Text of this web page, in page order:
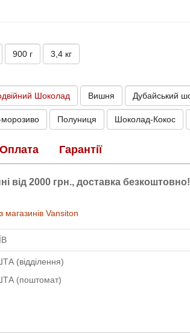
900 г 3,4 кг
Шоколад Вишня Дубайський
Полуниця Шоколад-Кокос
Оплата Гарантії
від 2000 грн., доставка безкоштовно!
магазинів Vansiton
(відділення)
(поштомат)